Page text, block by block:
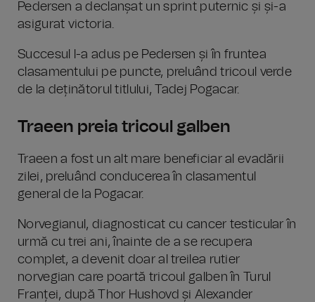
Pedersen a declanșat un sprint puternic și și-a
asigurat victoria.
Succesul l-a adus pe Pedersen și în fruntea
clasamentului pe puncte, preluând tricoul verde
de la deținătorul titlului, Tadej Pogacar.
Traeen preia tricoul galben
Traeen a fost un alt mare beneficiar al evadării
zilei, preluând conducerea în clasamentul
general de la Pogacar.
Norvegianul, diagnosticat cu cancer testicular în
urmă cu trei ani, înainte de a se recupera
complet, a devenit doar al treilea rutier
norvegian care poartă tricoul galben în Turul
Franței, după Thor Hushovd și Alexander